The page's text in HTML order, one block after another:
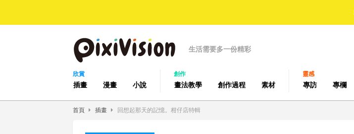
生活需要多一份精彩
欣賞
插畫 漫畫 小說
創作
畫法教學 創作過程 素材
靈感
專訪 專欄
首頁 插畫 回想起那天的記憶。柑仔店特輯